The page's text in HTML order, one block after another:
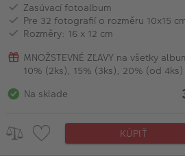
Zasúvací fotoalbum
Pre 32 fotografií o rozměru 10x15
Rozměry: 16 x 12 cm
MNOŽSTEVNÉ ZĽAVY na všetky
10% (2ks), 15% (3ks), 20% (od 4ks)
Na sklade
KÚPIŤ